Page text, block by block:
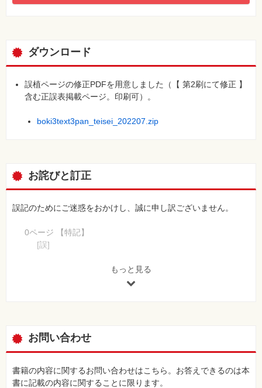
2 法人税等
日商簿記3級試験の出題傾向と対策
★仕訳徹底マスター問題集
索引
本書の特典のご案内
ダウンロード
誤植ページの修正PDFを用意しました（【 第2刷にて修正 】
含む正誤表掲載ページ。印刷可）。
boki3text3pan_teisei_202207.zip
お詫びと訂正
誤記のためにご迷惑をおかけし、誠に申し訳ございません。
0ページ 【特記】
[誤]
下記の誤記の修正紙面データ（単ページPDF。印刷可能）
います。
7ページ 右側「損益計算書項目」の左段「費用勘定」一番下
[誤]
住居税及び事業税
もっと見る
お問い合わせ
書籍の内容に関するお問い合わせはこちら。お答えできるのは本
書に記載の内容に関することに限ります。